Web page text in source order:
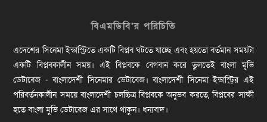
বিএমডিবি’র পরিচিতি
এদেশের সিনেমা ইন্ডাস্ট্রিতে একটি বিপ্লব ঘটতে যাচ্ছে এবং হয়তো বর্তমান সময়টা
একটি বিপ্লবকালীন সময়। এই বিপ্লবকে বেগবান করে তুলতেই বাংলা মুভি
ডেটাবেজ - বাংলাদেশী সিনেমার ডেটাবেজ। বাংলাদেশী সিনেমা ইন্ডাস্ট্রির এই
পরিবর্তনকালীন সময়ে বাংলাদেশী চলচ্চিত্র বিপ্লবকে অনুভব করতে, বিপ্লবের সাক্ষী
হতে বাংলা মুভি ডেটাবেজ এর সাথে থাকুন। ধন্যবাদ।